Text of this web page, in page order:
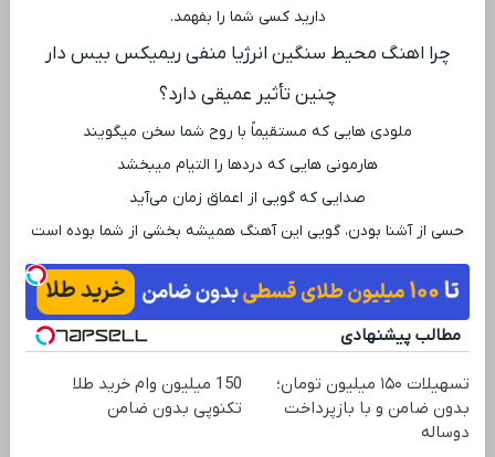
دارید کسی شما را بفهمد.
چرا اهنگ محیط سنگین انرژیا منفی ریمیکس بیس دار
چنین تأثیر عمیقی دارد؟
ملودی ‌هایی که مستقیماً با روح شما سخن میگویند
هارمونی ‌هایی که دردها را التیام میبخشد
صدایی که گویی از اعماق زمان می‌آید
حسی از آشنا بودن، گویی این آهنگ همیشه بخشی از شما بوده است
مطالب پیشنهادی
تسهیلات ۱۵۰ میلیون تومان؛
بدون ضامن و با بازپرداخت
دوساله
150 میلیون وام خرید طلا
تکنوپی بدون ضامن